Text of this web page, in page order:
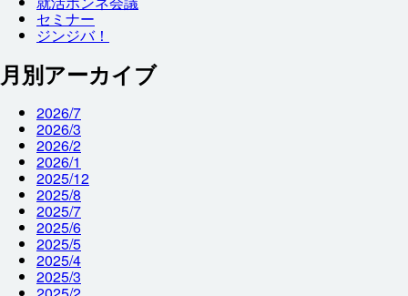
セミナー
ジンジバ！
月別アーカイブ
2026/7
2026/3
2026/2
2026/1
2025/12
2025/8
2025/7
2025/6
2025/5
2025/4
2025/3